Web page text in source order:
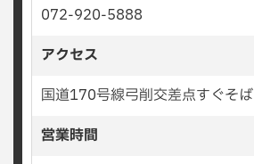
072-920-5888
アクセス
国道170号線弓削交差点すぐそば
営業時間